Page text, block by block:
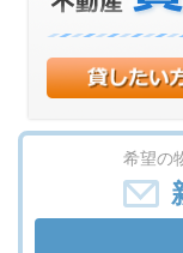
希望の